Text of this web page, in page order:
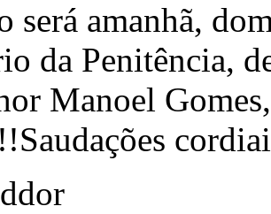
será amanhã,
da Penitência,
Manoel